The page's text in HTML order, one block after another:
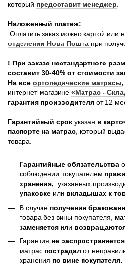
который предоставит менеджер
Наложенный платеж:
Оплатить заказ можно картой или
отделении Нова Пошта при
! При заказе нестандартного
составит 30-40% от стоимости
На все ортопедические матрасы,
интернет-магазине «Матрас -
гарантия производителя от 12
Гарантийный срок указан в
паспорте на матрас , который
товара.
Гарантийные обязательства
соблюдении покупателем
хранения, указанных
упаковке или вкладышах к
В случае получения
товара без вины покупателя,
заменяется или
Гарантия не распространяется
матрас пострадал от
хранения по вине покупателя.